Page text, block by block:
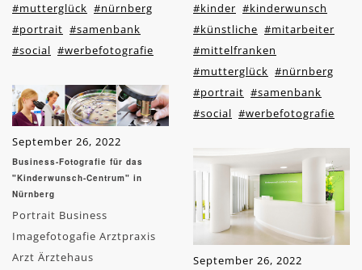
#mutterglück #nürnberg
#portrait #samenbank
#social #werbefotografie
September 26, 2022
Business-Fotografie für das
"Kinderwunsch-Centrum" in
Nürnberg
Portrait Business
Imagefotogafie Arztpraxis
Arzt Ärztehaus
#kinder #kinderwunsch
#künstliche #mitarbeiter
#mittelfranken
#mutterglück #nürnberg
#portrait #samenbank
#social #werbefotografie
September 26, 2022